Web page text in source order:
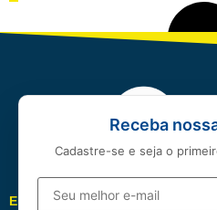
EDITORIAIS
Receba
Cadastre-se e seja o